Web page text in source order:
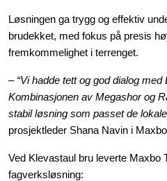
Løsningen ga trygg og effektiv
brudekket, med fokus på presis
fremkommelighet i terrenget.
– “Vi hadde tett og god dialog med
Kombinasjonen av Megashor og
stabil løsning som passet de
prosjektleder Shana Navin i
Ved Klevastaul bru leverte Maxbo
fagverksløsning:
Outlet
Kontakt